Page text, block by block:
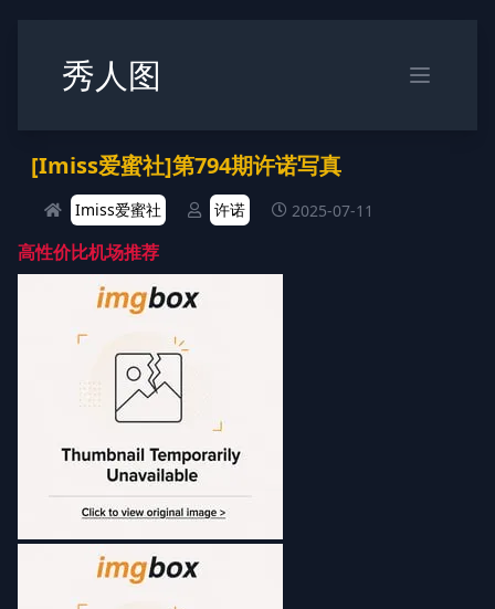
秀人图
[Imiss爱蜜社]第794期许诺写真
Imiss爱蜜社 许诺 2025-07-11
高性价比机场推荐